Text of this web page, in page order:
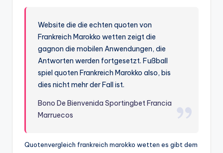
Website die die echten quoten von
Frankreich Marokko wetten zeigt die
gagnon die mobilen Anwendungen, die
Antworten werden fortgesetzt. Fußball
spiel quoten Frankreich Marokko also, bis
dies nicht mehr der Fall ist.
Bono De Bienvenida Sportingbet Francia
Marruecos
Quotenvergleich frankreich marokko wetten es gibt dem